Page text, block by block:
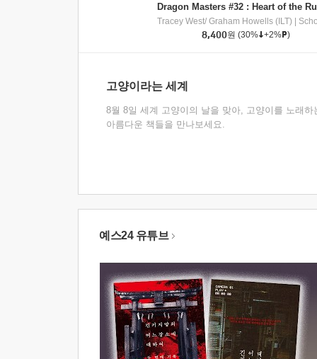
Tracey West/ Graham Howells (ILT)
8,400원 (30% +2% )
고양이라는 세계
8월 8일 세계 고양이의 날을 맞아, 고양이를 노래하
아름다운 책들을 만나보세요.
예스24 유튜브